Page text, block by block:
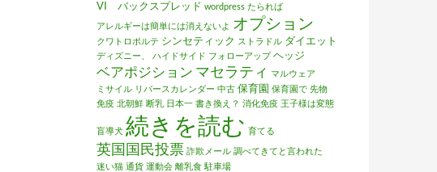
VI バックスプレッド wordpress たられば
アレルギーは簡単には消えないよ オプション
クワトロポルテ シンセティック ストラドル ダイエット
ディズニー、 ハイドサイド フォローアップ ヘッジ
ベアポジション マセラティ マルウェア
ミサイル リバースカレンダー 中古 保育園 保育園で 先物
免疫 北朝鮮 断乳 日本一 書き換え？ 消化免疫 王子様は変態
盲導犬 続きを読む 育てる
英国国民投票 詐欺メール 調べてきてと言われた
迷い猫 通貨 運動会 離乳食 駐車場